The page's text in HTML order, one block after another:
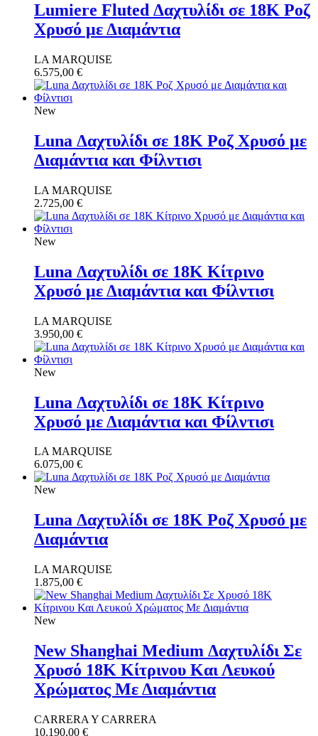
Lumiere Fluted Δαχτυλίδι σε 18Κ Ροζ
Χρυσό με Διαμάντια
LA MARQUISE
6.575,00 €
New
Luna Δαχτυλίδι σε 18K Ροζ Χρυσό με
Διαμάντια και Φίλντισι
LA MARQUISE
2.725,00 €
New
Luna Δαχτυλίδι σε 18Κ Κίτρινο
Χρυσό με Διαμάντια και Φίλντισι
LA MARQUISE
3.950,00 €
New
Luna Δαχτυλίδι σε 18Κ Κίτρινο
Χρυσό με Διαμάντια και Φίλντισι
LA MARQUISE
6.075,00 €
New
Luna Δαχτυλίδι σε 18Κ Ροζ Χρυσό με
Διαμάντια
LA MARQUISE
1.875,00 €
New
New Shanghai Medium Δαχτυλίδι Σε
Χρυσό 18Κ Κίτρινου Και Λευκού
Χρώματος Με Διαμάντια
CARRERA Y CARRERA
10.190,00 €